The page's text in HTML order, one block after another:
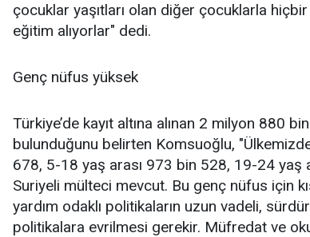
çocuklar yaşıtları olan diğer çocuklarla
eğitim alıyorlar" dedi.
Genç nüfus yüksek
Türkiye’de kayıt altına alınan 2 milyon 880
bulunduğunu belirten Komsuoğlu,
678, 5-18 yaş arası 973 bin 528, 19-24 yaş
Suriyeli mülteci mevcut. Bu genç nüfus için
yardım odaklı politikaların uzun vadeli,
politikalara evrilmesi gerekir. Müfredat ve